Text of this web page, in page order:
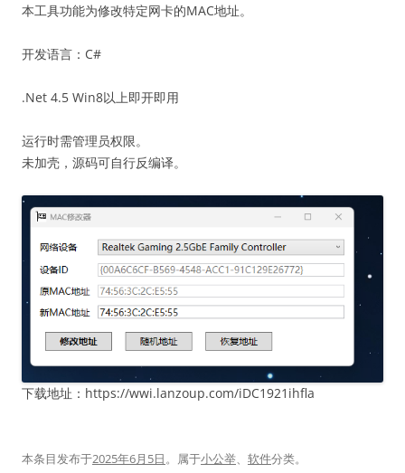
本工具功能为修改特定网卡的MAC地址。
开发语言：C#
.Net 4.5 Win8以上即开即用
运行时需管理员权限。
未加壳，源码可自行反编译。
下载地址：https://wwi.lanzoup.com/iDC1921ihfla
本条目发布于2025年6月5日。属于小公举、 软件分类。